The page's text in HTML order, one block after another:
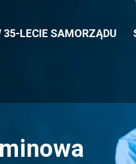
35-LECIE SAMORZĄDU